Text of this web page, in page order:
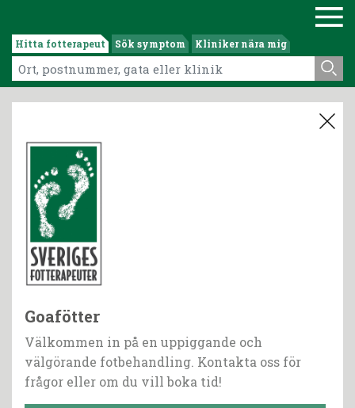
Hitta fotterapeut Sök symptom Kliniker nära mig
Goafötter
Välkommen in på en uppiggande och
välgörande fotbehandling. Kontakta oss för
frågor eller om du vill boka tid!